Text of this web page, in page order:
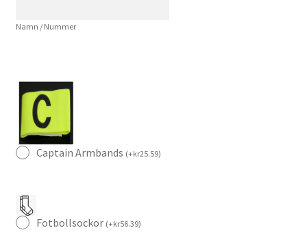
set
namn
mängd
Namn / Nummer
Captain Armbands (+kr25.59)
Fotbollsockor (+kr56.39)